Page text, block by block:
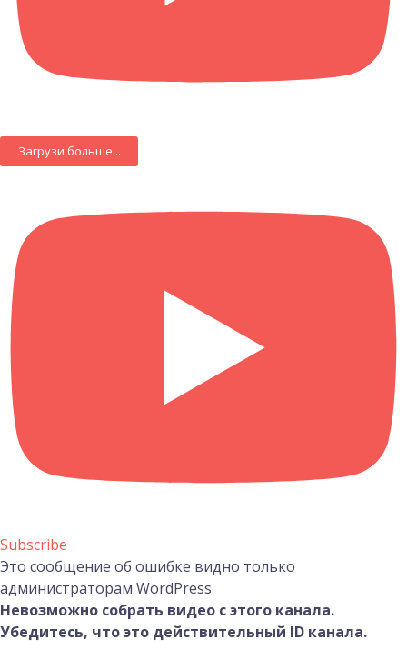
Загрузи больше...
Subscribe
Это сообщение об ошибке видно только
администраторам WordPress
Невозможно собрать видео с этого канала.
Убедитесь, что это действительный ID канала.